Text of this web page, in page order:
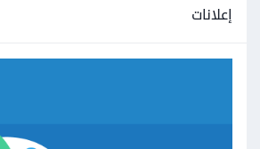
إعلانات